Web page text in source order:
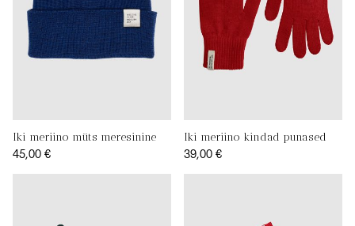
Iki meriino müts meresinine
45,00 €
Iki meriino kindad punased
39,00 €